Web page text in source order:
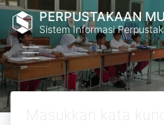
PERPUSTAKAAN
Sistem Informasi